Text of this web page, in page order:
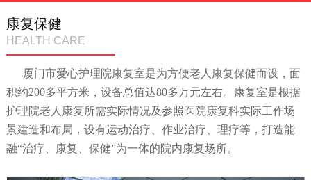
康复保健
HEALTH CARE
厦门市爱心护理院康复室是为方便老人康复保健而设，面
积约200多平方米，设备总值达80多万元左右。康复室是根据
护理院老人康复所需实际情况及参照医院康复科实际工作场
景建造和布局，设有运动治疗、作业治疗、理疗等，打造能
融“治疗、康复、保健”为一体的院内康复场所。